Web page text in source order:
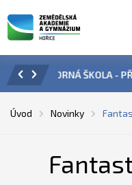
ÚŘEDNÍ
Úvod Novinky